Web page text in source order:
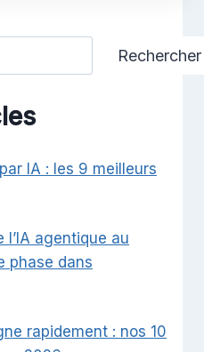
Rechercher
IA : les 9 meilleurs
agentique au
phase dans
rapidement : nos 10